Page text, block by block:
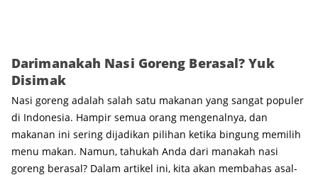
Darimanakah Nasi Goreng Berasal? Yuk
Disimak
Nasi goreng adalah salah satu makanan yang sangat populer
di Indonesia. Hampir semua orang mengenalnya, dan
makanan ini sering dijadikan pilihan ketika bingung memilih
menu makan. Namun, tahukah Anda dari manakah nasi
goreng berasal? Dalam artikel ini, kita akan membahas asal-